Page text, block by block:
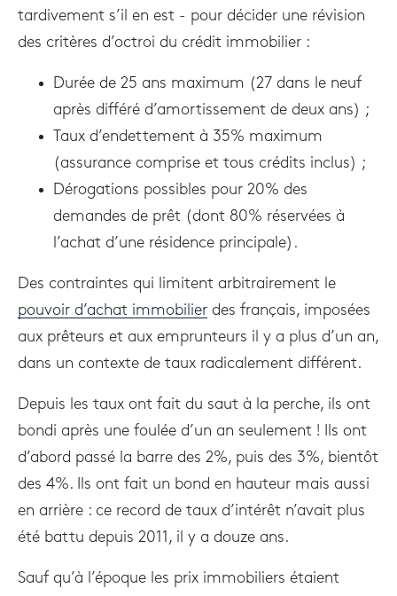
tardivement s’il en est - pour décider une révision
des critères d’octroi du crédit immobilier :
Durée de 25 ans maximum (27 dans le neuf
après différé d’amortissement de deux ans) ;
Taux d’endettement à 35% maximum
(assurance comprise et tous crédits inclus) ;
Dérogations possibles pour 20% des
demandes de prêt (dont 80% réservées à
l’achat d’une résidence principale).
Des contraintes qui limitent arbitrairement le
pouvoir d’achat immobilier des français, imposées
aux prêteurs et aux emprunteurs il y a plus d’un an,
dans un contexte de taux radicalement différent.
Depuis les taux ont fait du saut à la perche, ils ont
bondi après une foulée d’un an seulement ! Ils ont
d’abord passé la barre des 2%, puis des 3%, bientôt
des 4%. Ils ont fait un bond en hauteur mais aussi
en arrière : ce record de taux d’intérêt n’avait plus
été battu depuis 2011, il y a douze ans.
Sauf qu’à l’époque les prix immobiliers étaient